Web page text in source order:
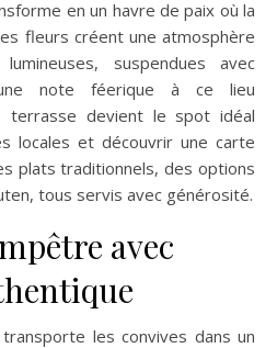
en un havre de paix où la
fleurs créent une atmosphère
suspendues avec
note féerique à ce lieu
terrasse devient le spot idéal
locales et découvrir une carte
plats traditionnels, des options
tous servis avec générosité.
avec
les convives dans un